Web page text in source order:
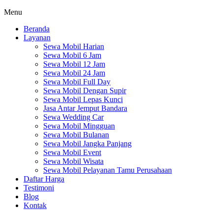
Menu
Beranda
Layanan
Sewa Mobil Harian
Sewa Mobil 6 Jam
Sewa Mobil 12 Jam
Sewa Mobil 24 Jam
Sewa Mobil Full Day
Sewa Mobil Dengan Supir
Sewa Mobil Lepas Kunci
Jasa Antar Jemput Bandara
Sewa Wedding Car
Sewa Mobil Mingguan
Sewa Mobil Bulanan
Sewa Mobil Jangka Panjang
Sewa Mobil Event
Sewa Mobil Wisata
Sewa Mobil Pelayanan Tamu Perusahaan
Daftar Harga
Testimoni
Blog
Kontak